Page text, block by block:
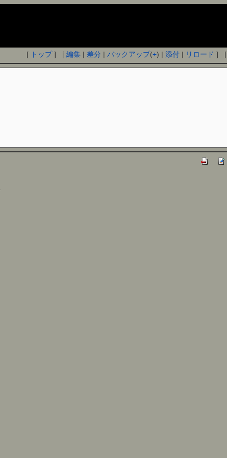
[ トップ] [編集 | 差分 |バックアップ(+) |添付 | リロード ] [